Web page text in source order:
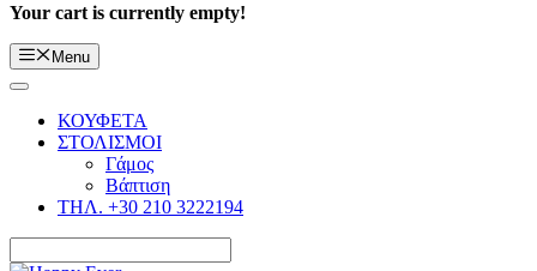
Your cart is currently empty!
Menu
ΚΟΥΦΕΤΑ
ΣΤΟΛΙΣΜΟΙ
Γάμος
Βάπτιση
ΤΗΛ. +30 210 3222194